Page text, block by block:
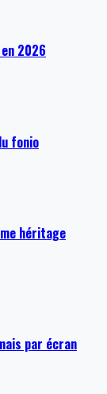
2026
fonio
héritage
par écran